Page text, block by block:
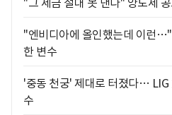
"그 세금 절대 못 낸다" 양도세
"엔비디아에 올인했는데 이런
한 변수
'중동 천궁' 제대로 터졌다… LIG
수